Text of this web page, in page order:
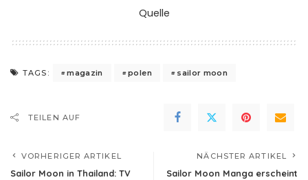
Quelle
TAGS: magazin polen sailor moon
TEILEN AUF
VORHERIGER ARTIKEL
Sailor Moon in Thailand: TV
NÄCHSTER ARTIKEL
Sailor Moon Manga erscheint